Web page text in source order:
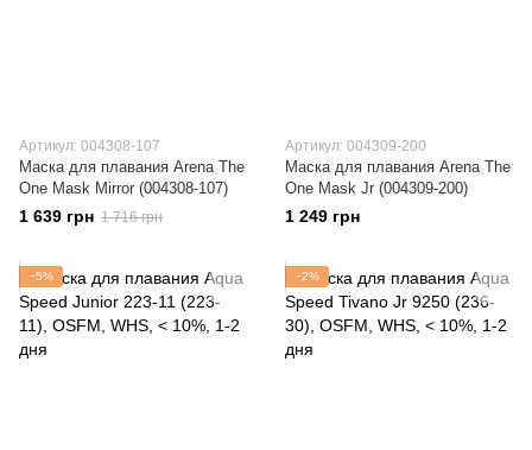
Артикул: 004308-107
Маска для плавания Arena The
One Mask Mirror (004308-107)
1 639 грн 1 716 грн
Артикул: 004309-200
Маска для плавания Arena The
One Mask Jr (004309-200)
1 249 грн
−5% −2%